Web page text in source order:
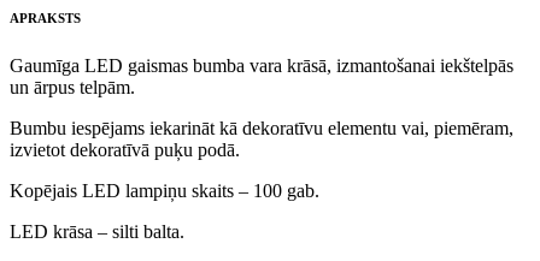
APRAKSTS
Gaumīga LED gaismas bumba vara krāsā, izmantošanai iekštelpās
un ārpus telpām.
Bumbu iespējams iekarināt kā dekoratīvu elementu vai, piemēram,
izvietot dekoratīvā puķu podā.
Kopējais LED lampiņu skaits – 100 gab.
LED krāsa – silti balta.